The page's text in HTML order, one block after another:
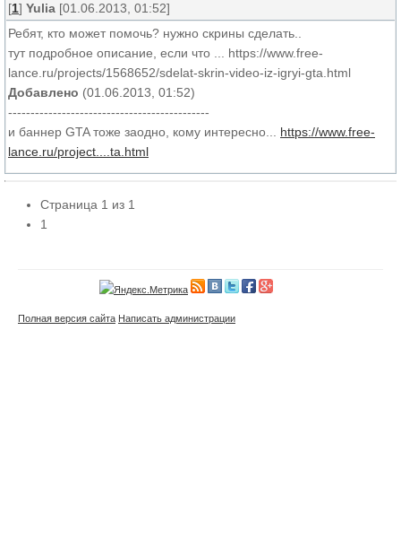
[1] Yulia [01.06.2013, 01:52]
Ребят, кто может помочь? нужно скрины сделать..
тут подробное описание, если что ... https://www.free-
lance.ru/projects/1568652/sdelat-skrin-video-iz-igryi-gta.html
Добавлено (01.06.2013, 01:52)
---------------------------------------------
и баннер GTA тоже заодно, кому интересно... https://www.free-
lance.ru/project....ta.html
Страница 1 из 1
1
Полная версия сайта Написать администрации